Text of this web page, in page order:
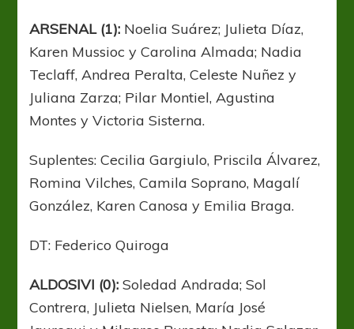
ARSENAL (1): Noelia Suárez; Julieta Díaz,
Karen Mussioc y Carolina Almada; Nadia
Teclaff, Andrea Peralta, Celeste Nuñez y
Juliana Zarza; Pilar Montiel, Agustina
Montes y Victoria Sisterna.
Suplentes: Cecilia Gargiulo, Priscila Álvarez,
Romina Vilches, Camila Soprano, Magalí
González, Karen Canosa y Emilia Braga.
DT: Federico Quiroga
ALDOSIVI (0): Soledad Andrada; Sol
Contrera, Julieta Nielsen, María José